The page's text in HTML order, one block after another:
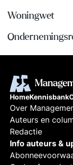
Woningwet
HomeKennisbank
Over
Auteurs en
Redactie
Info auteurs &